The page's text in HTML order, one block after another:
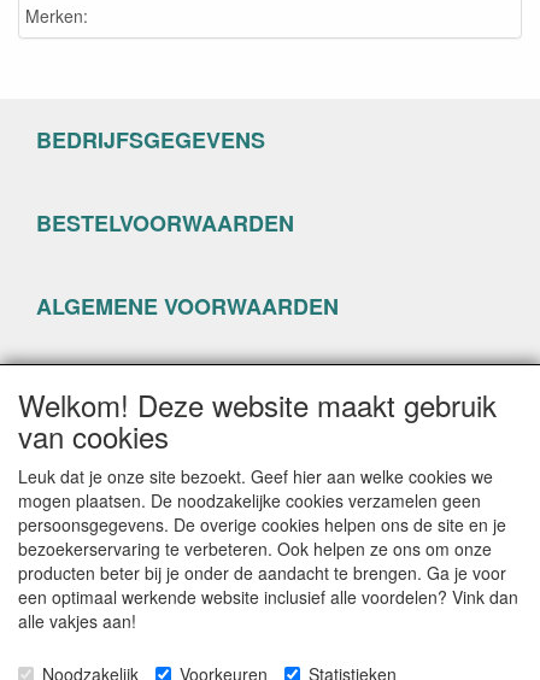
Merken:
BEDRIJFSGEGEVENS
BESTELVOORWAARDEN
ALGEMENE VOORWAARDEN
PRIVACYVERKLARING
CONTACTGEGEVENS
www.happyseven.nl
Hogenhof 13-15
3861 CG Nijkerk
Welkom! Deze website maakt gebruik
van cookies
Leuk dat je onze site bezoekt. Geef hier aan welke cookies we
mogen plaatsen. De noodzakelijke cookies verzamelen geen
persoonsgegevens. De overige cookies helpen ons de site en je
bezoekerservaring te verbeteren. Ook helpen ze ons om onze
producten beter bij je onder de aandacht te brengen. Ga je voor
een optimaal werkende website inclusief alle voordelen? Vink dan
alle vakjes aan!
Noodzakelijk Voorkeuren Statistieken